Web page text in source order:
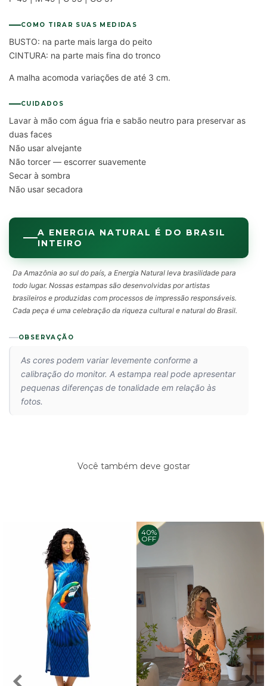
COMO TIRAR SUAS MEDIDAS
BUSTO: na parte mais larga do peito
CINTURA: na parte mais fina do tronco
A malha acomoda variações de até 3 cm.
CUIDADOS
Lavar à mão com água fria e sabão neutro para preservar as
duas faces
Não usar alvejante
Não torcer — escorrer suavemente
Secar à sombra
Não usar secadora
A ENERGIA NATURAL É DO BRASIL
INTEIRO
Da Amazônia ao sul do país, a Energia Natural leva brasilidade para
todo lugar. Nossas estampas são desenvolvidas por artistas
brasileiros e produzidas com processos de impressão responsáveis.
Cada peça é uma celebração da riqueza cultural e natural do Brasil.
OBSERVAÇÃO
As cores podem variar levemente conforme a
calibração do monitor. A estampa real pode apresentar
pequenas diferenças de tonalidade em relação às
fotos.
Você também deve gostar
40%
OFF